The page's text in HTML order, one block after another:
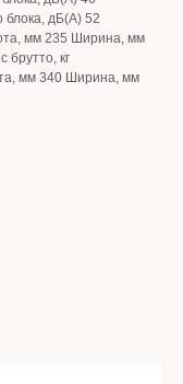
блока, дБ(А) 52
мм 235 Ширина, мм
брутто, кг
мм 340 Ширина, мм